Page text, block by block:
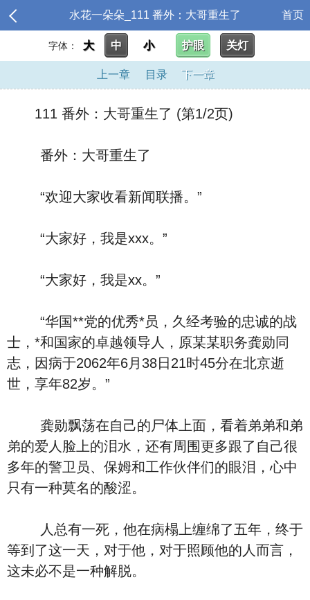
水花一朵朵_111 番外：大哥重生了 首页
字体： 大 中 小 护眼 关灯
上一章 目录 下一章
111 番外：大哥重生了 (第1/2页)
番外：大哥重生了
“欢迎大家收看新闻联播。”
“大家好，我是xxx。”
“大家好，我是xx。”
“华国**党的优秀*员，久经考验的忠诚的战
士，*和国家的卓越领导人，原某某职务龚勋同
志，因病于2062年6月38日21时45分在北京逝
世，享年82岁。”
龚勋飘荡在自己的尸体上面，看着弟弟和弟
弟的爱人脸上的泪水，还有周围更多跟了自己很
多年的警卫员、保姆和工作伙伴们的眼泪，心中
只有一种莫名的酸涩。
人总有一死，他在病榻上缠绵了五年，终于
等到了这一天，对于他，对于照顾他的人而言，
这未必不是一种解脱。